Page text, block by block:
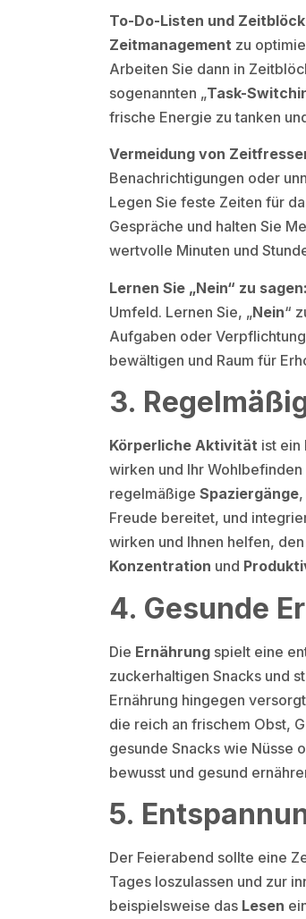
To-Do-Listen und
Zeitmanagement zu
Arbeiten Sie dann in
sogenannten „Task-
frische Energie zu tanken
Vermeidung von
Benachrichtigungen oder
Legen Sie feste Zeiten für
Gespräche und halten Sie
wertvolle Minuten und
Lernen Sie „Nein“ zu sagen:
Umfeld. Lernen Sie, „Nein“
Aufgaben oder
bewältigen und Raum für
3.
Körperliche Aktivität ist ein
wirken und Ihr
regelmäßige Spaziergänge
Freude bereitet, und
wirken und Ihnen helfen,
Konzentration und
4. Gesunde
Die Ernährung spielt eine
zuckerhaltigen Snacks und
Ernährung hingegen
die reich an frischem Obst,
gesunde Snacks wie Nüsse
bewusst und gesund
5.
Der Feierabend sollte eine
Tages loszulassen und zur
beispielsweise das Lesen